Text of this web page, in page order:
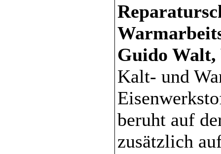
Guido
Kalt- und
beruht auf
zusätzlich